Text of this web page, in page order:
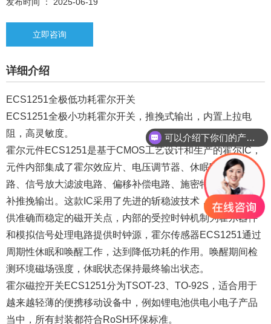
立即咨询
详细介绍
ECS1251全极低功耗霍尔开关
ECS1251全极小功耗霍尔开关，推挽式输出，内置上拉电
阻，高灵敏度。
霍尔元件ECS1251是基于CMOS工艺设计和生产的霍尔IC，
元件内部集成了霍尔效应片、电压调节器、休眠唤醒控制电
路、信号放大滤波电路、偏移补偿电路、施密特触发器，互
补推挽输出。这款IC采用了先进的斩稳波技术，因而能够提
供准确而稳定的磁开关点，内部的受控时钟机制为霍尔器件
和模拟信号处理电路提供时钟源，霍尔传感器ECS1251通过
周期性休眠和唤醒工作，达到降低功耗的作用。唤醒期间检
测环境磁场强度，休眠状态保持最终输出状态。
霍尔磁控开关ECS1251分为TSOT-23、TO-92S，适合用于
越来越轻薄的便携移动设备中，例如锂电池供电小电子产品
当中，所有封装都符合RoSH环保标准。
可以介绍下你们的产品么？